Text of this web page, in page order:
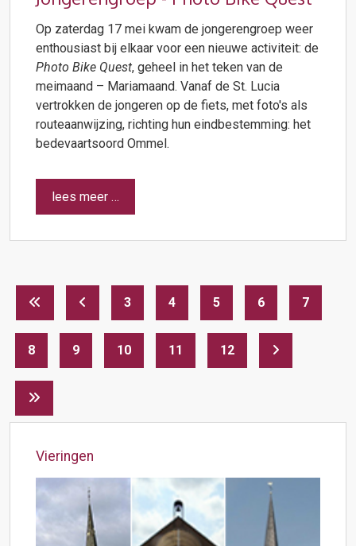
Op zaterdag 17 mei kwam de jongerengroep weer
enthousiast bij elkaar voor een nieuwe activiteit: de
Photo Bike Quest, geheel in het teken van de
meimaand – Mariamaand. Vanaf de St. Lucia
vertrokken de jongeren op de fiets, met foto's als
routeaanwijzing, richting hun eindbestemming: het
bedevaartsoord Ommel.
lees meer …
3 4 5 6 7
8 9 10 11 12
Vieringen